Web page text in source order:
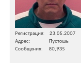
Регистрация
23.05.2007
Адрес
Пустошь
Сообщения
80,935